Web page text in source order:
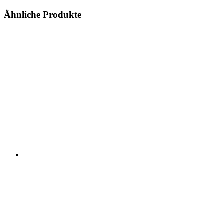
Ähnliche Produkte